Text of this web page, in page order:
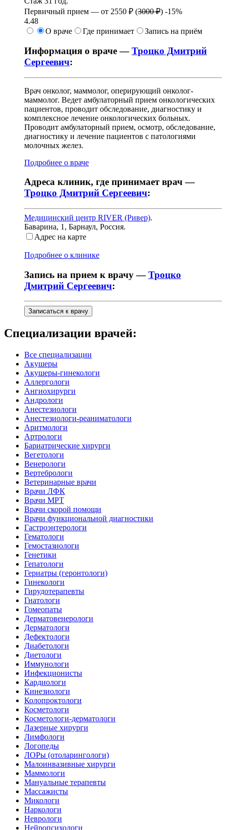
Первичный прием — от 2550 ₽ (3000 ₽) -15%
4.48
О враче
Где принимает Запись на приём
Информация о враче —Троцко Дмитрий
Сергеевич:
Врач онколог, маммолог, оперирующий онколог-
маммолог. Ведет амбулаторный прием онкологических
пациентов, проводит обследование, диагностику и
комплексное лечение онкологических больных.
Проводит амбулаторный прием, осмотр, обследование,
диагностику и лечение пациентов с патологиями
молочных желез.
Подробнее о враче
Адреса клиник, где принимает врач —
Троцко Дмитрий Сергеевич:
Медицинский центр RIVER (Ривер).
Баварина, 1 , Барнаул, Россия.
Адрес на карте
Подробнее о клинике
Запись на прием к врачу —Троцко
Дмитрий Сергеевич:
Записаться к врачу
Специализации врачей:
Все специализации
Акушеры
Акушеры-гинекологи
Аллергологи
Ангиохирурги
Андрологи
Анестезиологи
Анестезиологи-реаниматологи
Аритмологи
Артрологи
Бариатрические хирурги
Вегетологи
Венерологи
Вертебрологи
Ветеринарные врачи
Врачи ЛФК
Врачи МРТ
Врачи скорой помощи
Врачи функциональной диагностики
Гастроэнтерологи
Гематологи
Гемостазиологи
Генетики
Гепатологи
Гериатры (геронтологи)
Гинекологи
Гирудотерапевты
Гнатологи
Гомеопаты
Дерматовенерологи
Дерматологи
Дефектологи
Диабетологи
Диетологи
Иммунологи
Инфекционисты
Кардиологи
Кинезиологи
Колопроктологи
Косметологи
Косметологи-дерматологи
Лазерные хирурги
Лимфологи
Логопеды
ЛОРы (отоларингологи)
Малоинвазивные хирурги
Маммологи
Мануальные терапевты
Массажисты
Микологи
Наркологи
Неврологи
Нейропсихологи